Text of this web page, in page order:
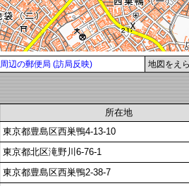
周辺の郵便局 (訪局反映) 地図をえ
所在地
東京都豊島区西巣鴨4-13-10
東京都北区滝野川6-76-1
東京都豊島区西巣鴨2-38-7